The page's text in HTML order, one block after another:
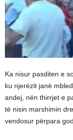
Ka nisur pasditen e
ku njerëzit janë
andej, nën thirrjet e
të nisin marshimin
vendosur përpara